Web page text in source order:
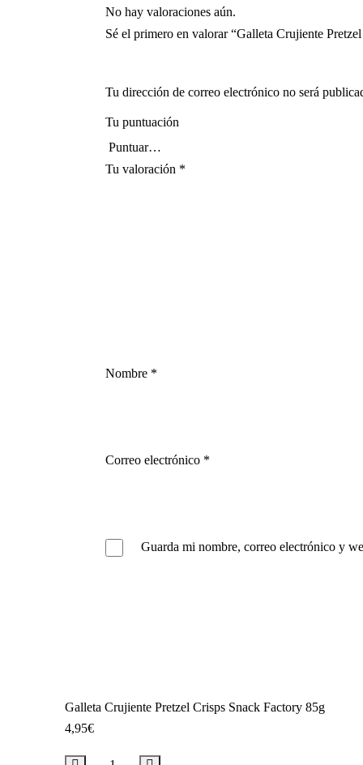
No hay valoraciones aún.
Sé el primero en valorar “Galleta Crujiente
Tu dirección de correo electrónico no será
Tu puntuación
Tu valoración *
Nombre *
Correo electrónico *
Guarda mi nombre, correo electrónico y
Galleta Crujiente Pretzel Crisps Snack Factory 85g
4,95€